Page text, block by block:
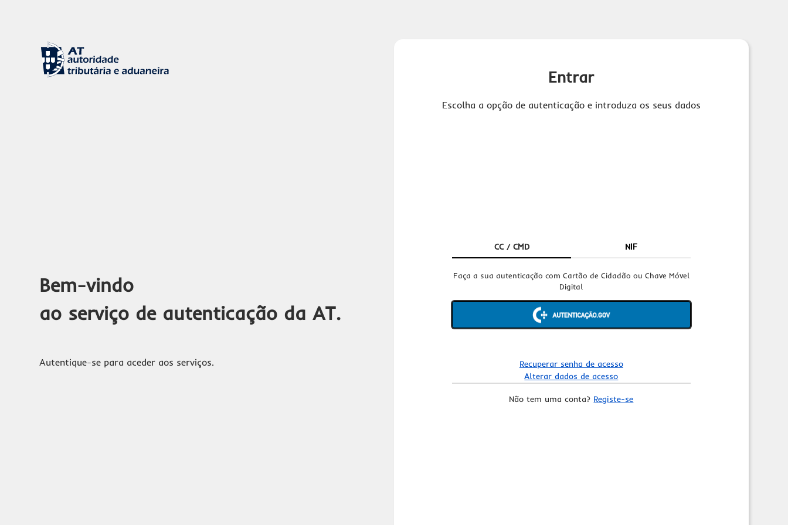
Bem-vindo
ao serviço de autenticação da AT.
Autentique-se para aceder aos serviços.
Entrar
Escolha a opção de autenticação e introduza os seus dados
CC / CMD NIF
Faça a sua autenticação com Cartão de Cidadão ou Chave Móvel
Digital
Recuperar senha de acesso
Alterar dados de acesso
Não tem uma conta? Registe-se